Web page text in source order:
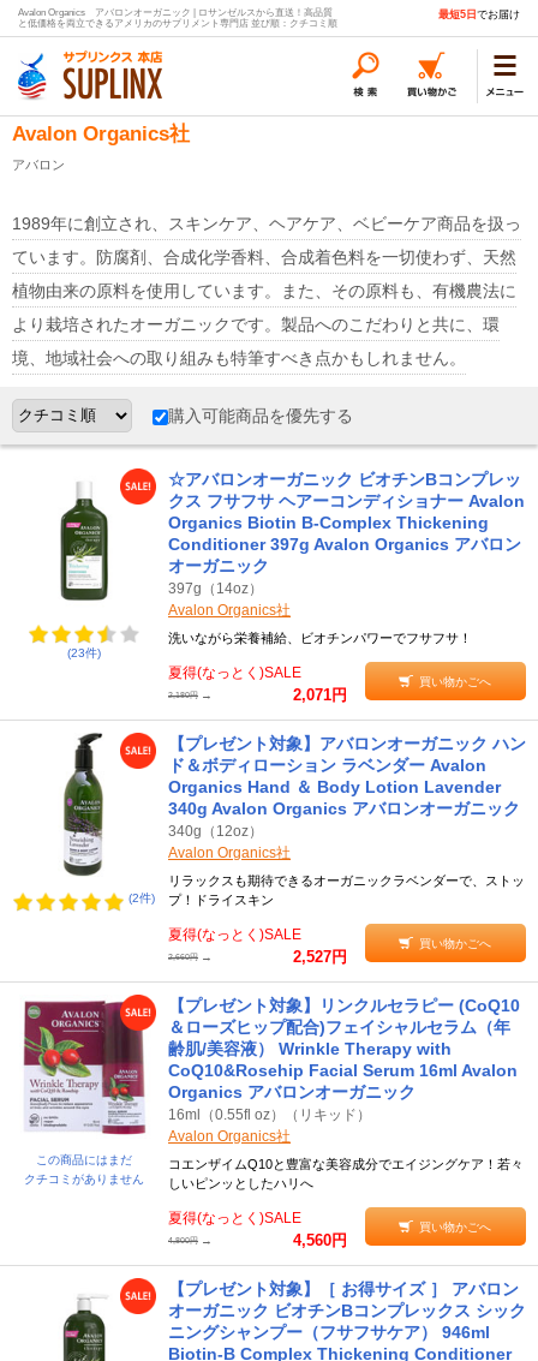
Avalon Organics アバロンオーガニック | ロサンゼルスから直送！高品質
と低価格を両立できるアメリカのサプリメント専門店 並び順：クチコミ順
最短5日 でお届け
Avalon Organics社
アバロン
1989年に創立され、スキンケア、ヘアケア、ベビーケア商品を扱っ
ています。防腐剤、合成化学香料、合成着色料を一切使わず、天然
植物由来の原料を使用しています。また、その原料も、有機農法に
より栽培されたオーガニックです。製品へのこだわりと共に、環
境、地域社会への取り組みも特筆すべき点かもしれません。
購入可能商品を優先する
(23件)
☆アバロンオーガニック ビオチンBコンプレッ
クス フサフサ ヘアーコンディショナー Avalon
Organics Biotin B-Complex Thickening
Conditioner 397g Avalon Organics アバロン
オーガニック
397g（14oz）
Avalon Organics社
洗いながら栄養補給、ビオチンパワーでフサフサ！
夏得(なっとく)SALE
2,180円 → 2,071円
買い物かごへ
(2件)
【プレゼント対象】アバロンオーガニック ハン
ド＆ボディローション ラベンダー Avalon
Organics Hand ＆ Body Lotion Lavender
340g Avalon Organics アバロンオーガニック
340g（12oz）
Avalon Organics社
リラックスも期待できるオーガニックラベンダーで、ストッ
プ！ドライスキン
夏得(なっとく)SALE
2,660円 → 2,527円
買い物かごへ
この商品にはまだ
クチコミがありません
【プレゼント対象】リンクルセラピー (CoQ10
＆ローズヒップ配合)フェイシャルセラム（年
齢肌/美容液） Wrinkle Therapy with
CoQ10&Rosehip Facial Serum 16ml Avalon
Organics アバロンオーガニック
16ml（0.55fl oz）（リキッド）
Avalon Organics社
コエンザイムQ10と豊富な美容成分でエイジングケア！若々
しいピンッとしたハリへ
夏得(なっとく)SALE
4,800円 → 4,560円
買い物かごへ
【プレゼント対象】［ お得サイズ ］ アバロン
オーガニック ビオチンBコンプレックス シック
ニングシャンプー（フサフサケア） 946ml
Biotin-B Complex Thickening Conditioner